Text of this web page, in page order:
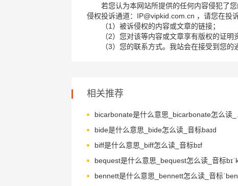
若您认为本网站所提供的任何内容侵犯了
侵权投诉通道：IP@vipkid.com.cn ，请您在投
（1）被诉侵权的内容或文章的链接；
（2）您对该等内容或文章享有版权的证明
（3）您的联系方式。我站会在接受到您的
相关推荐
bide是什么意思_bide怎么读_音标baɪd
biff是什么意思_biff怎么读_音标bɪf
bennett是什么意思_bennett怎么读_音标